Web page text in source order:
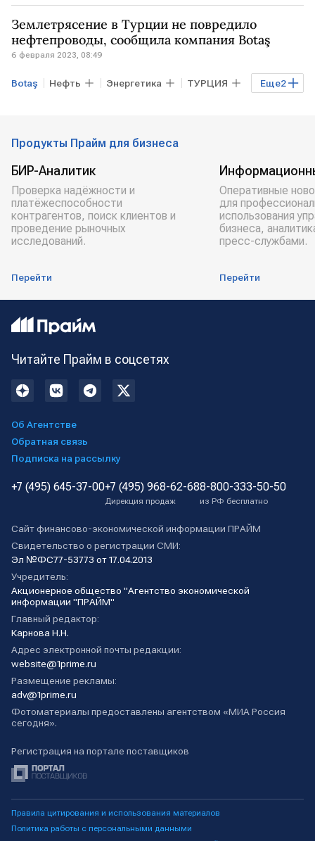
взрыв на газопроводе подача газа
Землетрясение в Турции не повредило
нефтепроводы, сообщила компания Botaş
6 февраля 2023, 08:49
Еще2
Botaş Нефть Энергетика ТУРЦИЯ
Продукты Прайм для бизнеса
БИР-Аналитик
Проверка надёжности и
платёжеспособности
контрагентов, поиск клиентов и
проведение рыночных
исследований.
Перейти
Оперативные
для
использования
бизнеса,
пресс-службами.
Перейти
Читайте Прайм в соцсетях
Об Агентстве
Обратная связь
Подписка на рассылку
+7 (495) 645-37-00+7 (495) 968-62-68
Дирекция продаж
8-800-333-50-50
из РФ бесплатно
Сайт финансово-экономической информации ПРАЙМ
Свидетельство о регистрации СМИ:
Эл №ФС77-53773 от 17.04.2013
Учредитель:
Акционерное общество "Агентство экономической
информации "ПРАЙМ"
Главный редактор:
Карнова Н.Н.
Адрес электронной почты редакции:
website@1prime.ru
Размещение рекламы:
adv@1prime.ru
Фотоматериалы предоставлены агентством «МИА Россия
сегодня».
Регистрация на портале поставщиков
Правила цитирования и использования материалов
Политика работы с персональными данными